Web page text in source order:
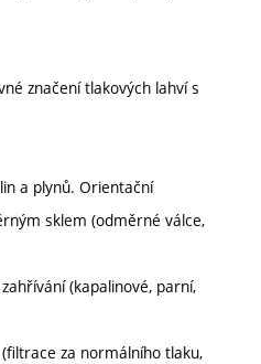
značení tlakových lahví s
a plynů. Orientační
sklem (odměrné válce,
(kapalinové, parní,
za normálního tlaku,